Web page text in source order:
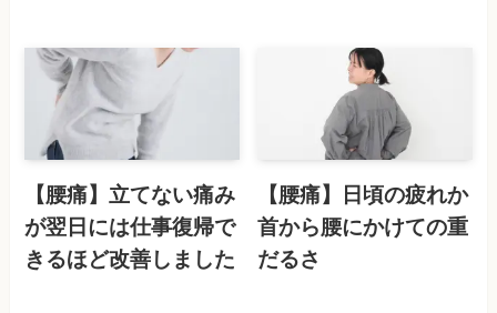
【腰痛】立てない痛み
が翌日には仕事復帰で
きるほど改善しました
【腰痛】日頃の疲れか
首から腰にかけての重
だるさ